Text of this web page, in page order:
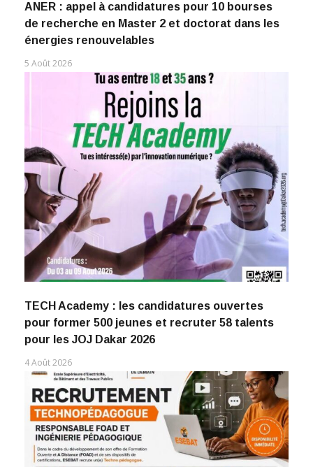
ANER : appel à candidatures pour 10 bourses
de recherche en Master 2 et doctorat dans les
énergies renouvelables
5 Août 2026
TECH Academy : les candidatures ouvertes
pour former 500 jeunes et recruter 58 talents
pour les JOJ Dakar 2026
4 Août 2026